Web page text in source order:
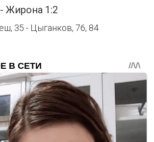
Жирона 1:2
35 - Цыганков, 76, 84